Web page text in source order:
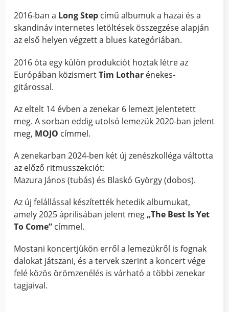
2016-ban a Long Step című albumuk a hazai és a
skandináv internetes letöltések összegzése alapján
az első helyen végzett a blues kategóriában.
2016 óta egy külön produkciót hoztak létre az
Európában közismertTim Lothar énekes-
gitárossal.
Az eltelt 14 évben a zenekar 6 lemezt jelentetett
meg. A sorban eddig utolsó lemezük 2020-ban jelent
meg, MOJO címmel.
A zenekarban 2024-ben két új zenészkolléga váltotta
az előző ritmusszekciót:
Mazura János (tubás) és Blaskó György (dobos).
Az új felállással készítették hetedik albumukat,
amely 2025 áprilisában jelent meg „The Best Is Yet
To Come” címmel.
Mostani koncertjükön erről a lemezükről is fognak
dalokat játszani, és a tervek szerint a koncert vége
felé közös örömzenélés is várható a többi zenekar
tagjaival.